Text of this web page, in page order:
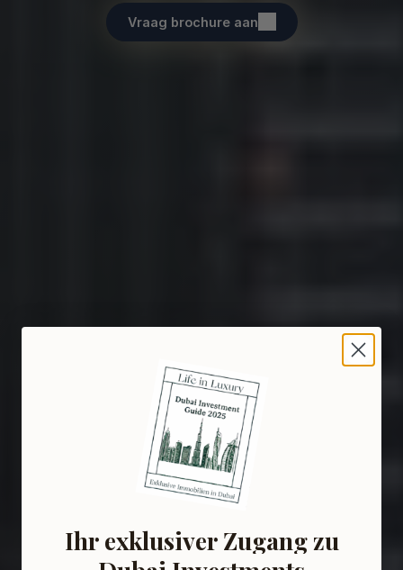
Vraag brochure aan
Ihr exklusiver Zugang zu